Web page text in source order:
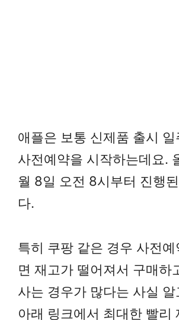
애플은 보통 신제품 출시 일
사전예약을 시작하는데요.
월 8일 오전 8시부터 진행
다.
특히 쿠팡 같은 경우 사전예
면 재고가 떨어져서 구매하
사는 경우가 많다는 사실 알
아래 링크에서 최대한 빨리